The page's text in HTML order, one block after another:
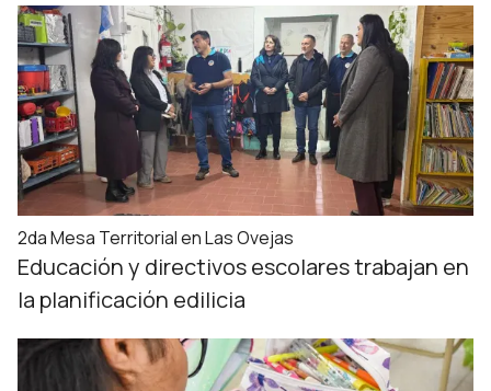
2da Mesa Territorial en Las Ovejas
Educación y directivos escolares trabajan en
la planificación edilicia